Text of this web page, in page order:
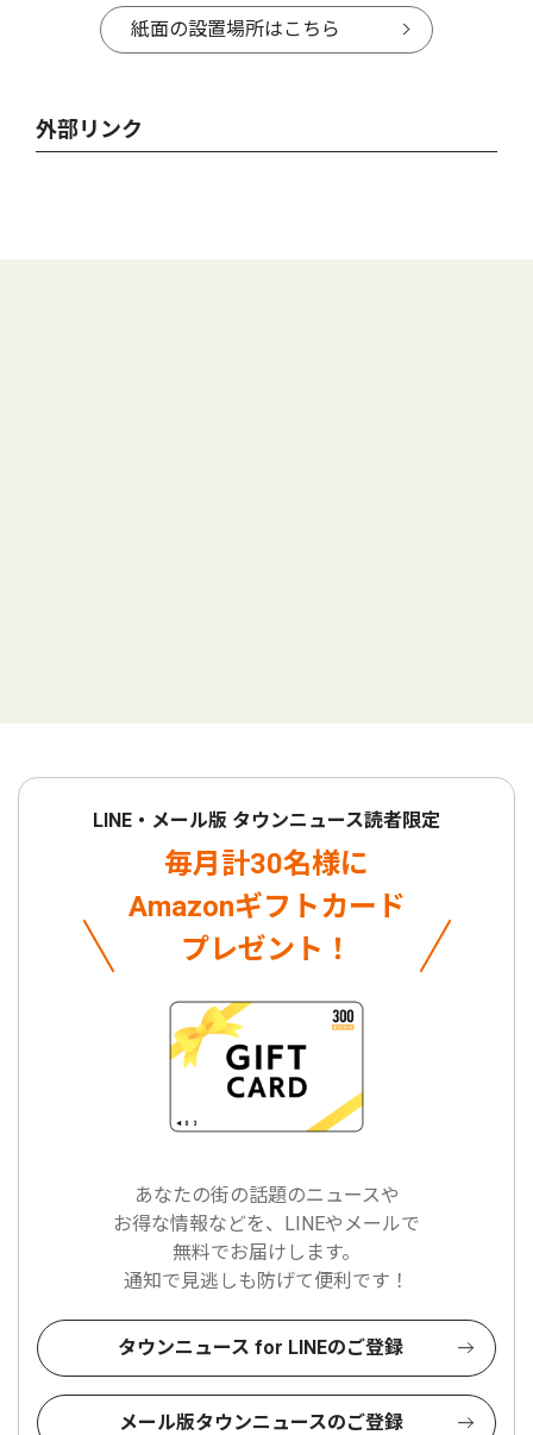
紙面の設置場所はこちら
外部リンク
LINE・メール版 タウンニュース読者限定
毎月計30名様に
Amazonギフトカード
プレゼント！
あなたの街の話題のニュースや
お得な情報などを、LINEやメールで
無料でお届けします。
通知で見逃しも防げて便利です！
タウンニュース for LINEのご登録
メール版タウンニュースのご登録